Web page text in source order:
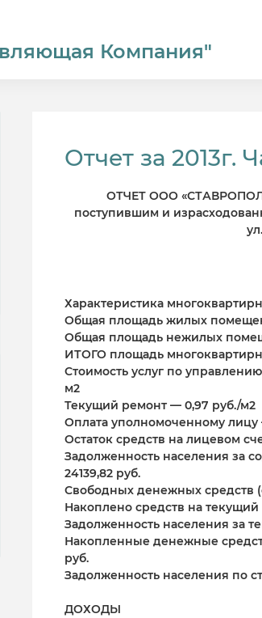
Компания"
Отчет за 2013г.
ОТЧЕТ ООО
поступившим и
Характеристика
Общая площадь жилых
Общая площадь нежилых
ИТОГО площадь
Стоимость услуг по
м2
Текущий ремонт — 0,97 руб./м2
Оплата уполномоченному лицу
Остаток средств на лицевом
Задолженность населения за
24139,82 руб.
Свободных денежных средств
Накоплено средств на текущий
Задолженность населения за
Накопленные денежные
руб.
Задолженность населения по
ДОХОДЫ